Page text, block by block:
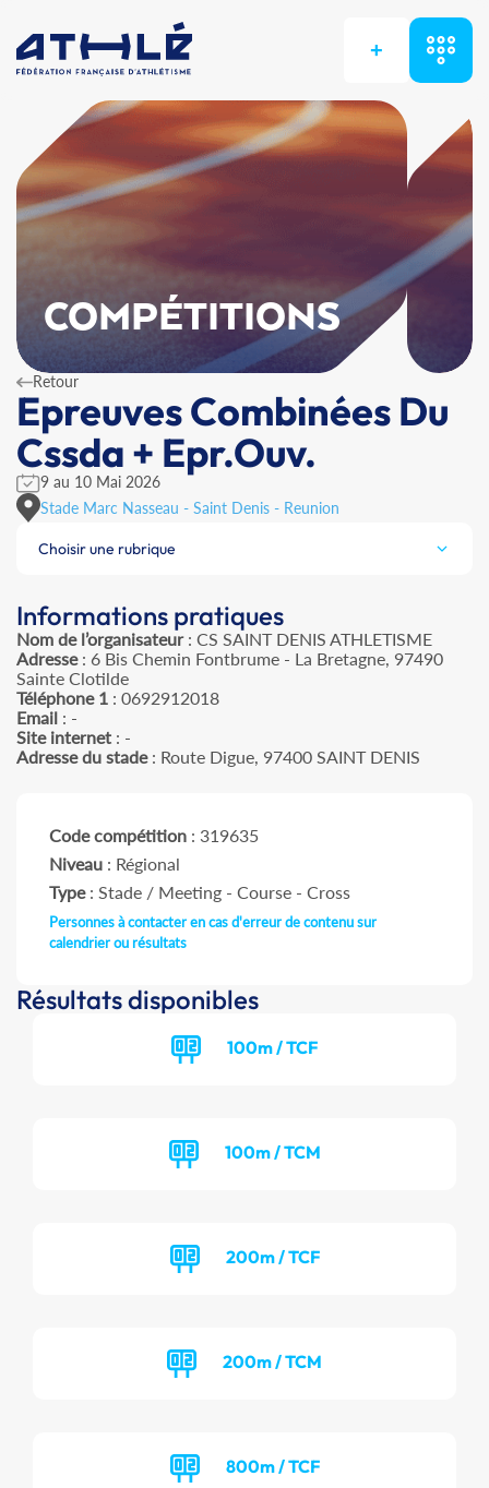
+
COMPÉTITIONS
Retour
Epreuves Combinées Du
Cssda + Epr.Ouv.
9 au 10 Mai 2026
Stade Marc Nasseau - Saint Denis - Reunion
Choisir une rubrique
Informations pratiques
Nom de l’organisateur: CS SAINT DENIS ATHLETISME
Adresse: 6 Bis Chemin Fontbrume - La Bretagne, 97490
Sainte Clotilde
Téléphone 1 : 0692912018
Email : -
Site internet : -
Adresse du stade: Route Digue, 97400 SAINT DENIS
Code compétition : 319635
Niveau : Régional
Type: Stade / Meeting - Course - Cross
Personnes à contacter en cas d'erreur de contenu sur
calendrier ou résultats
Résultats disponibles
100m / TCF
100m / TCM
200m / TCF
200m / TCM
800m / TCF